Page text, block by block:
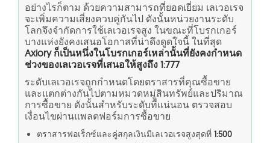
อย่างไรก็ตาม ด้วยความสามารถที่ยอดเยี่ยม เลเวอเรจ
จะเพิ่มความเสี่ยงควบคู่กันไป ดังนั้นหน่วยงานระดับ
โลกจึงจำกัดการใช้เลเวอเรจสูง ในขณะที่โบรกเกอร์
บางแห่งยังคงเสนอโอกาสที่น่าดึงดูดใจนี้ ในที่สุด
Axiory ก็เป็นหนึ่งในโบรกเกอร์เหล่านั้นที่ยังคงกำหนด
ช่วงของเลเวอเรจที่เสนอให้สูงถึง 1:777
ระดับเลเวอเรจถูกกำหนดโดยตราสารที่คุณซื้อขาย
และแตกต่างกันไปตามหมวดหมู่สินทรัพย์และปริมาณ
การซื้อขาย ดังนั้นสำหรับระดับที่แน่นอน ตรวจสอบ
เงื่อนไขผ่านแพลตฟอร์มการซื้อขาย
ตราสารฟอเร็กซ์และคู่สกุลเงินมีเลเวอเรจสูงสุดที่ 1:500